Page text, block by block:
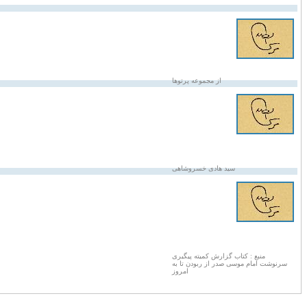
از مجموعه پرتوها
سید هادی خسروشاهی
منبع : کتاب گزارش کمیته پیگیری
سرنوشت امام موسی صدر از ربودن تا به
امروز